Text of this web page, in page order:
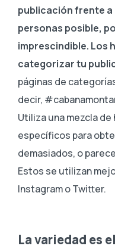
publicación frente a
personas posible,
imprescindible. Los
categorizar tu
páginas de
decir,
Utiliza una mezcla
específicos para
demasiados, o
Estos se utilizan
Instagram o Twitter.
La variedad es